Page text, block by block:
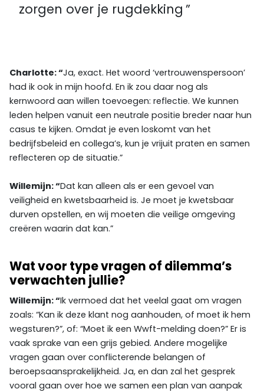
zorgen over je rugdekking
Charlotte: “Ja, exact. Het woord ‘vertrouwenspersoon’
had ik ook in mijn hoofd. En ik zou daar nog als
kernwoord aan willen toevoegen: reflectie. We kunnen
leden helpen vanuit een neutrale positie breder naar hun
casus te kijken. Omdat je even loskomt van het
bedrijfsbeleid en collega’s, kun je vrijuit praten en samen
reflecteren op de situatie.”
Willemijn: “Dat kan alleen als er een gevoel van
veiligheid en kwetsbaarheid is. Je moet je kwetsbaar
durven opstellen, en wij moeten die veilige omgeving
creëren waarin dat kan.”
Wat voor type vragen of dilemma’s
verwachten jullie?
Willemijn: “Ik vermoed dat het veelal gaat om vragen
zoals: “Kan ik deze klant nog aanhouden, of moet ik hem
wegsturen?”, of: “Moet ik een Wwft-melding doen?” Er is
vaak sprake van een grijs gebied. Andere mogelijke
vragen gaan over conflicterende belangen of
beroepsaansprakelijkheid. Ja, en dan zal het gesprek
vooral gaan over hoe we samen een plan van aanpak